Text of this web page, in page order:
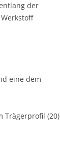
der
eine dem
Trägerprofil (20)